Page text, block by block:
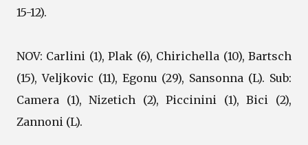
15-12).
NOV: Carlini (1), Plak (6), Chirichella (10), Bartsch
(15), Veljkovic (11), Egonu (29), Sansonna (L). Sub:
Camera (1), Nizetich (2), Piccinini (1), Bici (2),
Zannoni (L).